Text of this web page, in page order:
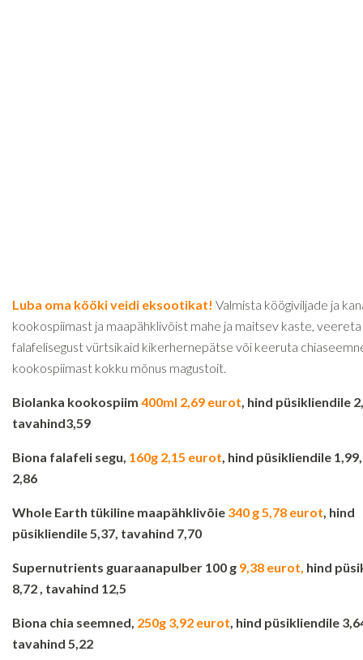
Luba oma kööki veidi eksootikat! Valmista köögiviljade ja
kookospiimast ja maapähklivõist mahe ja maitsev kaste, veereta
falafelisegust vürtsikaid kikerhernepätse või keeruta
kookospiimast kokku mõnus magustoit.
Biolanka kookospiim 400ml 2,69 eurot , hind püsikliendile
tavahind3,59
Biona falafeli segu, 160g 2,15 eurot , hind püsikliendile
2,86
Whole Earth tükiline maapähklivõie 340 g 5,78 eurot , hind
püsikliendile 5,37, tavahind 7,70
Supernutrients guaraanapulber 100 g 9,38 eurot, hind
8,72 , tavahind 12,5
Biona chia seemned, 250g 3,92 eurot , hind püsikliendile
tavahind 5,22